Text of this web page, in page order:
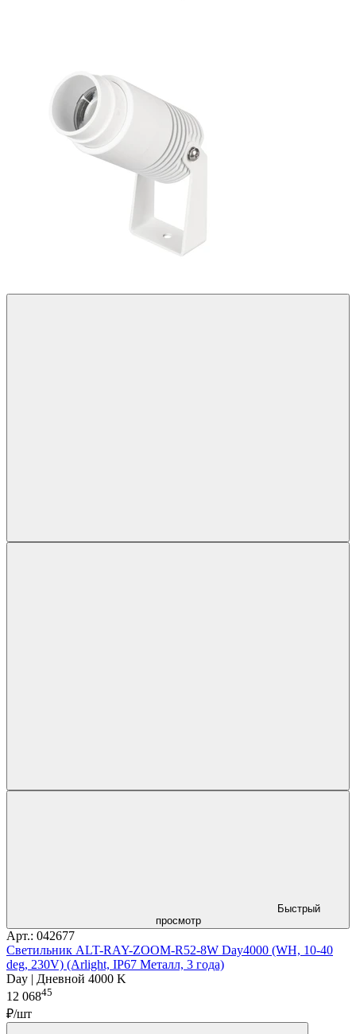
Быстрый
просмотр
Арт.: 042677
Светильник ALT-RAY-ZOOM-R52-8W Day4000 (WH, 10-40
deg, 230V) (Arlight, IP67 Металл, 3 года)
Day | Дневной 4000 K
12 06845
₽/шт